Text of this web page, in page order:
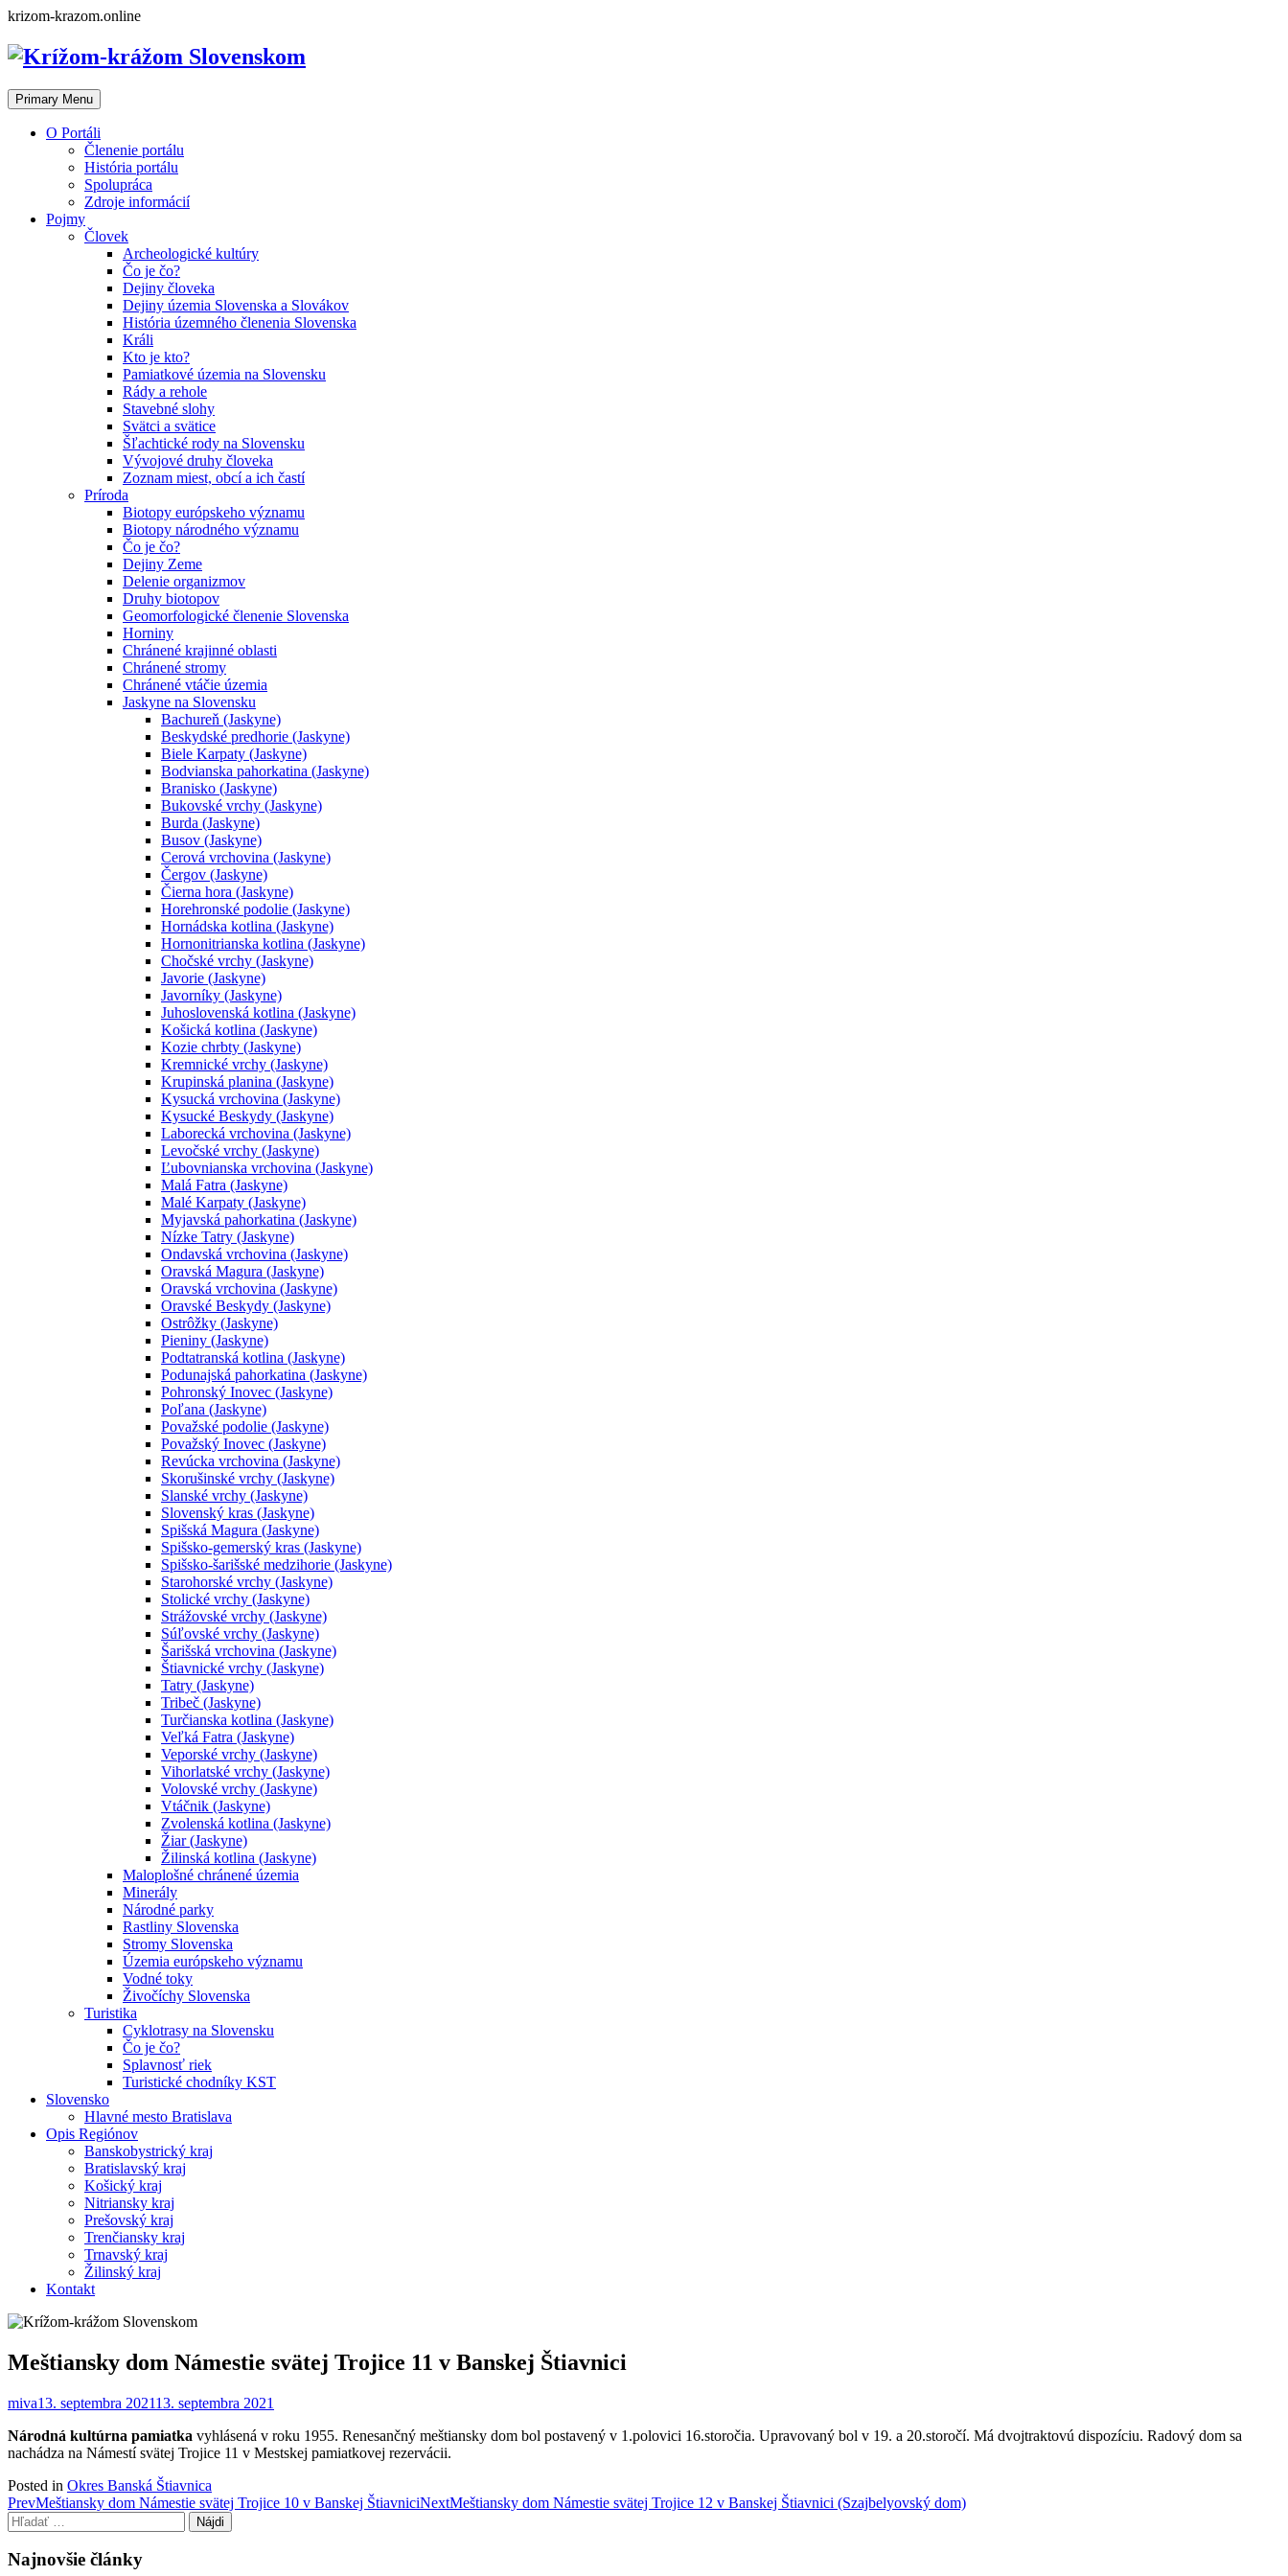
Skip
content
krizom-krazom.online
Primary Menu
O Portáli
Členenie portálu
História portálu
Spolupráca
Zdroje informácií
Pojmy
Človek
Archeologické kultúry
Čo je čo?
Dejiny človeka
Dejiny územia Slovenska a Slovákov
História územného členenia Slovenska
Králi
Kto je kto?
Pamiatkové územia na Slovensku
Rády a rehole
Stavebné slohy
Svätci a svätice
Šľachtické rody na Slovensku
Vývojové druhy človeka
Zoznam miest, obcí a ich častí
Príroda
Biotopy európskeho významu
Biotopy národného významu
Čo je čo?
Dejiny Zeme
Delenie organizmov
Druhy biotopov
Geomorfologické členenie Slovenska
Horniny
Chránené krajinné oblasti
Chránené stromy
Chránené vtáčie územia
Jaskyne na Slovensku
Bachureň (Jaskyne)
Beskydské predhorie (Jaskyne)
Biele Karpaty (Jaskyne)
Bodvianska pahorkatina (Jaskyne)
Branisko (Jaskyne)
Bukovské vrchy (Jaskyne)
Burda (Jaskyne)
Busov (Jaskyne)
Cerová vrchovina (Jaskyne)
Čergov (Jaskyne)
Čierna hora (Jaskyne)
Horehronské podolie (Jaskyne)
Hornádska kotlina (Jaskyne)
Hornonitrianska kotlina (Jaskyne)
Chočské vrchy (Jaskyne)
Javorie (Jaskyne)
Javorníky (Jaskyne)
Juhoslovenská kotlina (Jaskyne)
Košická kotlina (Jaskyne)
Kozie chrbty (Jaskyne)
Kremnické vrchy (Jaskyne)
Krupinská planina (Jaskyne)
Kysucká vrchovina (Jaskyne)
Kysucké Beskydy (Jaskyne)
Laborecká vrchovina (Jaskyne)
Levočské vrchy (Jaskyne)
Ľubovnianska vrchovina (Jaskyne)
Malá Fatra (Jaskyne)
Malé Karpaty (Jaskyne)
Myjavská pahorkatina (Jaskyne)
Nízke Tatry (Jaskyne)
Ondavská vrchovina (Jaskyne)
Oravská Magura (Jaskyne)
Oravská vrchovina (Jaskyne)
Oravské Beskydy (Jaskyne)
Ostrôžky (Jaskyne)
Pieniny (Jaskyne)
Podtatranská kotlina (Jaskyne)
Podunajská pahorkatina (Jaskyne)
Pohronský Inovec (Jaskyne)
Poľana (Jaskyne)
Považské podolie (Jaskyne)
Považský Inovec (Jaskyne)
Revúcka vrchovina (Jaskyne)
Skorušinské vrchy (Jaskyne)
Slanské vrchy (Jaskyne)
Slovenský kras (Jaskyne)
Spišská Magura (Jaskyne)
Spišsko-gemerský kras (Jaskyne)
Spišsko-šarišské medzihorie (Jaskyne)
Starohorské vrchy (Jaskyne)
Stolické vrchy (Jaskyne)
Strážovské vrchy (Jaskyne)
Súľovské vrchy (Jaskyne)
Šarišská vrchovina (Jaskyne)
Štiavnické vrchy (Jaskyne)
Tatry (Jaskyne)
Tribeč (Jaskyne)
Turčianska kotlina (Jaskyne)
Veľká Fatra (Jaskyne)
Veporské vrchy (Jaskyne)
Vihorlatské vrchy (Jaskyne)
Volovské vrchy (Jaskyne)
Vtáčnik (Jaskyne)
Zvolenská kotlina (Jaskyne)
Žiar (Jaskyne)
Žilinská kotlina (Jaskyne)
Maloplošné chránené územia
Minerály
Národné parky
Rastliny Slovenska
Stromy Slovenska
Územia európskeho významu
Vodné toky
Živočíchy Slovenska
Turistika
Cyklotrasy na Slovensku
Čo je čo?
Splavnosť riek
Turistické chodníky KST
Slovensko
Hlavné mesto Bratislava
Opis Regiónov
Banskobystrický kraj
Bratislavský kraj
Košický kraj
Nitriansky kraj
Prešovský kraj
Trenčiansky kraj
Trnavský kraj
Žilinský kraj
Kontakt
Meštiansky dom Námestie svätej Trojice 11 v Banskej Štiavnici
miva13. septembra 202113. septembra 2021
Národná kultúrna pamiatka vyhlásená v roku 1955. Renesančný meštiansky dom bol postavený v 1.polovici 16.storočia. Upravovaný bol v 19. a 20.storočí. Má dvojtraktovú dispozíciu. Radový dom sa
nachádza na Námestí svätej Trojice 11 v Mestskej pamiatkovej rezervácii.
Posted in Okres Banská Štiavnica
Post
navigation
PrevMeštiansky dom Námestie svätej Trojice 10 v Banskej ŠtiavniciNextMeštiansky dom Námestie svätej Trojice 12 v Banskej Štiavnici (Szajbelyovský dom)
Hľadať:
Najnovšie články